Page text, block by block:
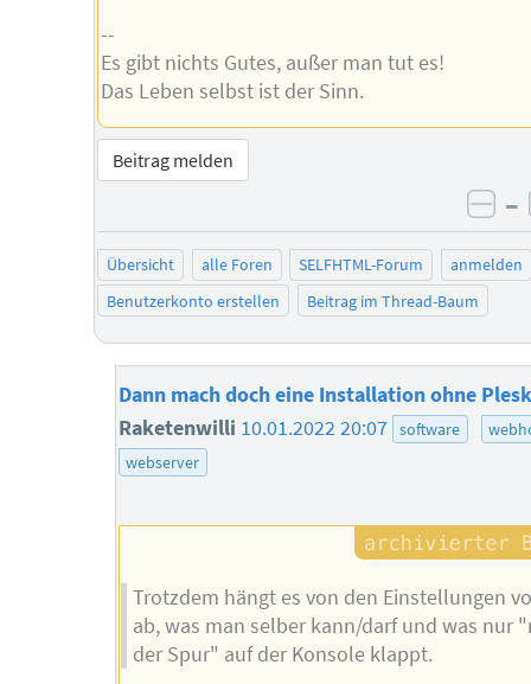
--
Es gibt nichts Gutes, außer man tut es!
Das Leben selbst ist der Sinn.
Beitrag melden
–
Übersicht alle Foren SELFHTML-Forum
anmelden
Benutzerkonto erstellen
Beitrag im Thread-Baum
Dann mach doch eine Installation ohne
Raketenwilli 10.01.2022 20:07 software
webserver
Trotzdem hängt es von den Einstellungen
ab, was man selber kann/darf und was nur
der Spur" auf der Konsole klappt.